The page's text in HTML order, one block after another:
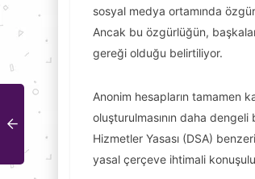
sosyal medya ortamında
Ancak bu özgürlüğün,
gereği olduğu belirtiliyor.
Anonim hesapların tamamen
oluşturulmasının daha
Hizmetler Yasası (DSA)
yasal çerçeve ihtimali